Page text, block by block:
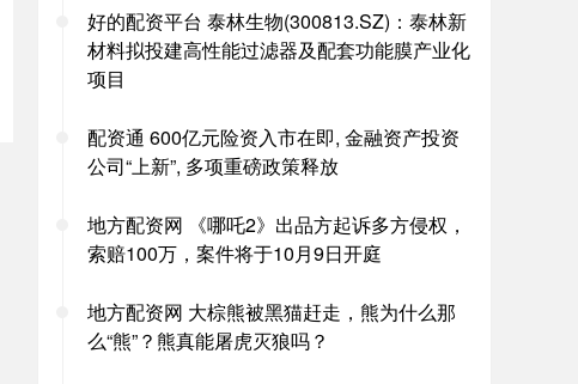
好的配资平台 泰林生物(300813.SZ)：泰林新
材料拟投建高性能过滤器及配套功能膜产业化
项目
配资通 600亿元险资入市在即, 金融资产投资
公司“上新”, 多项重磅政策释放
地方配资网 《哪吒2》出品方起诉多方侵权，
索赔100万，案件将于10月9日开庭
地方配资网 大棕熊被黑猫赶走，熊为什么那
么“熊”？熊真能屠虎灭狼吗？